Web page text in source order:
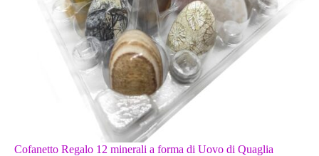
Cofanetto Regalo 12 minerali a forma di Uovo di Quaglia